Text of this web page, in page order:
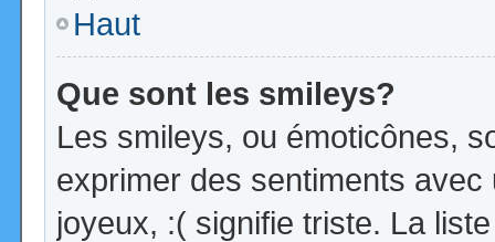
Haut
Que sont les smileys?
Les smileys, ou émoticônes,
exprimer des sentiments
joyeux, :( signifie triste. La